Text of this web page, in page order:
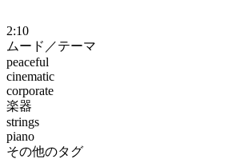
2:10
ムード／テーマ
peaceful
cinematic
corporate
楽器
strings
piano
その他のタグ